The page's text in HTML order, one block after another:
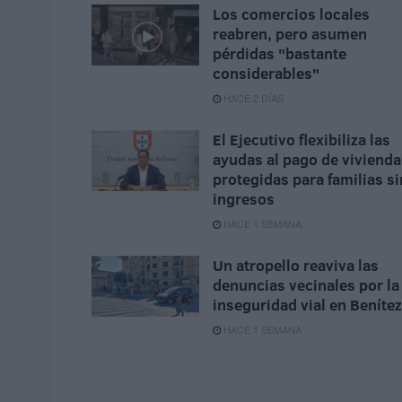
Los comercios locales
reabren, pero asumen
pérdidas "bastante
considerables"
HACE 2 DÍAS
El Ejecutivo flexibiliza las
ayudas al pago de
protegidas para familias
ingresos
HACE 1 SEMANA
Un atropello reaviva las
denuncias vecinales por la
inseguridad vial en Benítez
HACE 1 SEMANA